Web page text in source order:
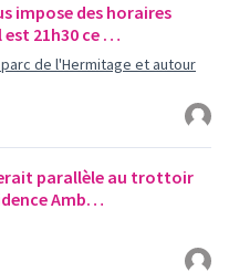
impose des horaires
21h30 ce …
de l'Hermitage et autour
parallèle au trottoir
Amb…